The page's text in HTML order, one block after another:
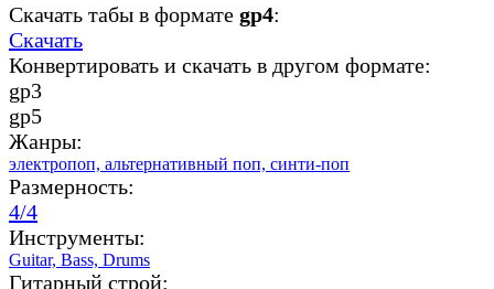
Скачать табы в формате gp4:
Скачать
Конвертировать и скачать в другом формате:
gp3
gp5
Жанры:
электропоп, альтернативный поп, синти-поп
Размерность:
4/4
Инструменты:
Guitar, Bass, Drums
Гитарный строй: